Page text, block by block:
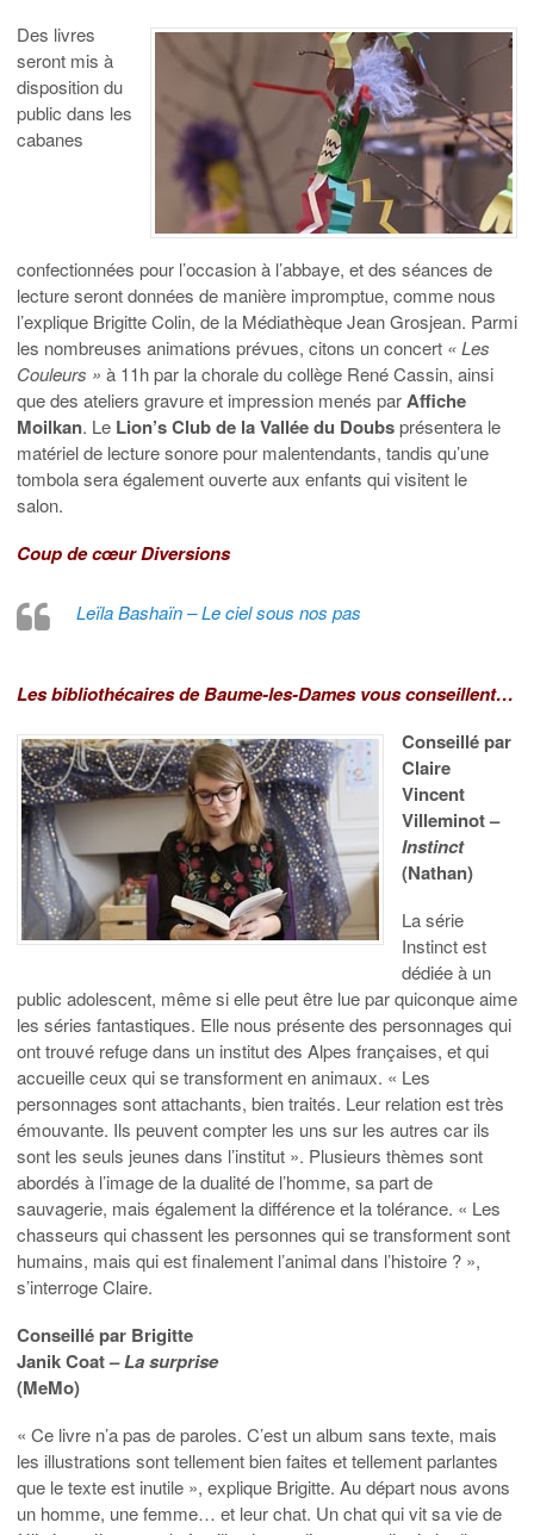
Des livres
seront mis à
disposition du
public dans les
cabanes
confectionnées pour l’occasion à l’abbaye, et des séances de
lecture seront données de manière impromptue, comme nous
l’explique Brigitte Colin, de la Médiathèque Jean Grosjean. Parmi
les nombreuses animations prévues, citons un concert « Les
Couleurs » à 11h par la chorale du collège René Cassin, ainsi
que des ateliers gravure et impression menés parAffiche
Moilkan. Le Lion’s Club de la Vallée du Doubsprésentera le
matériel de lecture sonore pour malentendants, tandis qu’une
tombola sera également ouverte aux enfants qui visitent le
salon.
Coup de cœur Diversions
Leïla Bashaïn – Le ciel sous nos pas
Les bibliothécaires de Baume-les-Dames vous conseillent…
Conseillé par
Claire
Vincent
Villeminot –
Instinct
(Nathan)
La série
Instinct est
dédiée à un
public adolescent, même si elle peut être lue par quiconque aime
les séries fantastiques. Elle nous présente des personnages qui
ont trouvé refuge dans un institut des Alpes françaises, et qui
accueille ceux qui se transforment en animaux. « Les
personnages sont attachants, bien traités. Leur relation est très
émouvante. Ils peuvent compter les uns sur les autres car ils
sont les seuls jeunes dans l’institut ». Plusieurs thèmes sont
abordés à l’image de la dualité de l’homme, sa part de
sauvagerie, mais également la différence et la tolérance. « Les
chasseurs qui chassent les personnes qui se transforment sont
humains, mais qui est finalement l’animal dans l’histoire ? »,
s’interroge Claire.
Conseillé par Brigitte
Janik Coat –La surprise
(MeMo)
« Ce livre n’a pas de paroles. C’est un album sans texte, mais
les illustrations sont tellement bien faites et tellement parlantes
que le texte est inutile », explique Brigitte. Au départ nous avons
un homme, une femme… et leur chat. Un chat qui vit sa vie de